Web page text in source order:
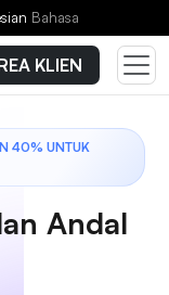
Bahasa
KLIEN
40% UNTUK
Andal